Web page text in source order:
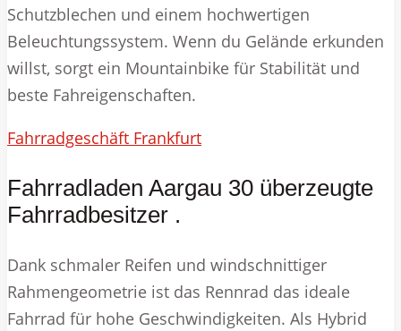
Schutzblechen und einem hochwertigen
Beleuchtungssystem. Wenn du Gelände erkunden
willst, sorgt ein Mountainbike für Stabilität und
beste Fahreigenschaften.
Fahrradgeschäft Frankfurt
Fahrradladen Aargau 30 überzeugte
Fahrradbesitzer .
Dank schmaler Reifen und windschnittiger
Rahmengeometrie ist das Rennrad das ideale
Fahrrad für hohe Geschwindigkeiten. Als Hybrid